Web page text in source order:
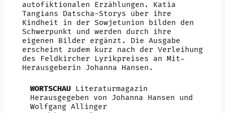
autofiktionalen Erzählungen. Katia
Tangians Datscha-Storys über ihre
Kindheit in der Sowjetunion bilden den
Schwerpunkt und werden durch ihre
eigenen Bilder ergänzt. Die Ausgabe
erscheint zudem kurz nach der Verleihung
des Feldkircher Lyrikpreises an Mit-
Herausgeberin Johanna Hansen.
WORTSCHAULiteraturmagazin
Herausgegeben von Johanna Hansen und
Wolfgang Allinger